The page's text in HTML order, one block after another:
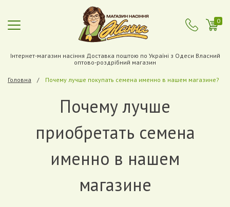
0
Інтернет-магазин насіння Доставка поштою по Україні з Одеси Власний
оптово-роздрібний магазин
Головна Почему лучше покупать семена именно в нашем магазине?
Почему лучше
приобретать семена
именно в нашем
магазине